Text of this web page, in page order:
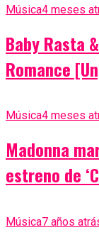
Música4 meses
Baby Rasta
Romance
Música4 meses
Madonna
estreno de
Música7 años